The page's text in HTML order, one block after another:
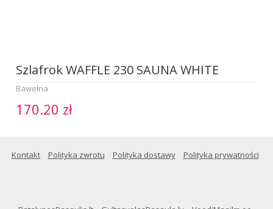
Szlafrok WAFFLE 230 SAUNA WHITE
Bawełna
170.20 zł
Kontakt Polityka zwrotu Polityka dostawy Polityka prywatności